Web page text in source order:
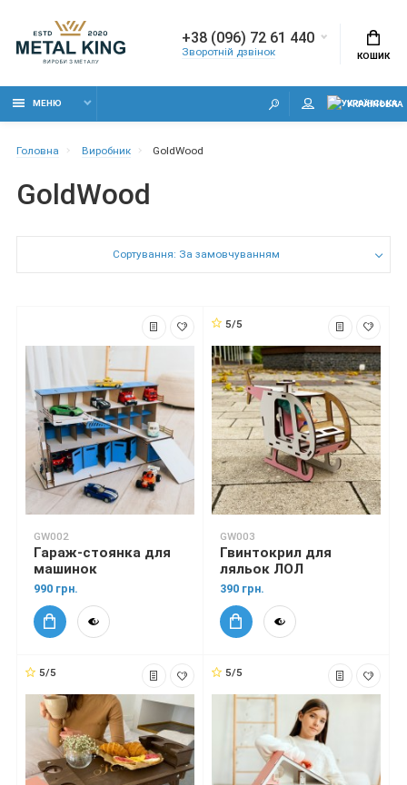
+38 (096) 72 61 440
Зворотній дзвінок КОШИК
МЕНЮ УКРАЇНСЬКА
Головна Виробник GoldWood
GoldWood
Сортування: За замовчуванням
GW002
Гараж-стоянка для
машинок
990 грн.
5/5
GW003
Гвинтокрил для
ляльок ЛОЛ
390 грн.
5/5 5/5